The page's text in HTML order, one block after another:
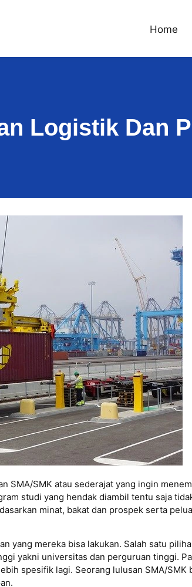
Home
Logistik Dan
SMA/SMK atau sederajat yang ingin
studi yang hendak diambil tentu saja
minat, bakat dan prospek serta
yang mereka bisa lakukan. Salah satu
yakni universitas dan perguruan tinggi.
spesifik lagi. Seorang lulusan SMA/SMK